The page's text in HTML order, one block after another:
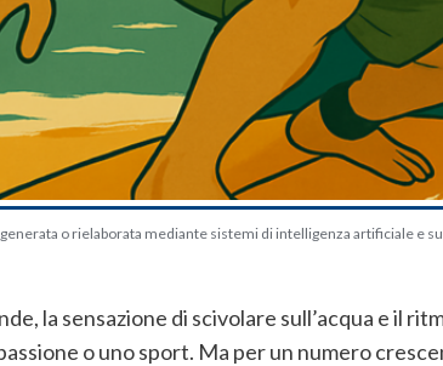
o rielaborata mediante sistemi di intelligenza artificiale e
la sensazione di scivolare sull’acqua e il
o uno sport. Ma per un numero